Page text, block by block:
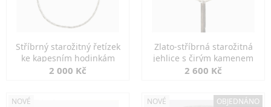
Stříbrný starožitný řetízek
ke kapesním hodinkám
2 000 Kč
Zlato-stříbrná starožitná
jehlice s čirým kamenem
2 600 Kč
NOVÉ NOVÉ OBJEDNÁNO